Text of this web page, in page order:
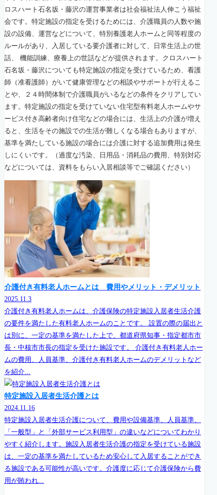
ロスハート石名坂・藤沢の運営事業者は社会福祉法人伸こう福祉
会です。特定施設の指定を受けるためには、介護職員の人数や施
設の設備、運営などについて、特別養護老人ホームと同等程度の
ルールがあり、入居している要介護者に対して、日常生活上の世
話、 機能訓練、療養上の世話などが提供されます。クロスハート
石名坂・藤沢についても特定施設の指定を受けているため、看護
師（准看護師）がいて健康管理などの相談やサポートが行えるこ
とや、２４時間体制で介護職員がいるなどの条件をクリアしてい
ます。特定施設の指定を受けていない住宅型有料老人ホームやサ
ービス付き高齢者向け住宅などの場合には、生活上の介護が増え
ると、生活をその施設での生活が難しくなる場合もありますが、
基準を満たしている施設の場合には介護に対する追加費用は発生
しにくいです。（過度な汚染、日用品・消耗品の費用、特別対応
などについては、資料をもらい入居相談等でご確認ください）
介護付き有料老人ホームとは 費用やメリット・デメリット
2025.11.3
介護付き有料老人ホームは、介護保険の特定施設入居者生活介護
の要件を満たした有料老人ホームのことです。 設置の際の届出と
は別に、一定の基準を満たした上で、都道府県知事・指定都市市
長・中核市市長の指定を受けた施設です。 介護付き有料老人ホー
ムの費用、人員基準、介護付き有料老人ホームのデメリットなど
を紹介...
特定施設入居者生活介護とは
2024.11.16
特定施設入居者生活介護について、費用や設備基準、人員基準、
「一般型」と「外部サービス利用型」の違いなどについてわかり
やすく紹介します。施設入居者生活介護の指定を受けている施設
は、一定の基準を満たしているため安心して入居することができ
る施設である可能性が高いです。介護度に応じて介護保険から費
用が賄われ...